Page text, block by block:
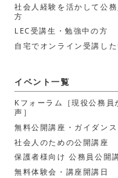
社会人経験を活かして公
方
LEC受講生・勉強中の方
自宅でオンライン受講し
イベント一覧
Kフォーラム［現役公務員
声］
無料公開講座・ガイダンス
社会人のための公開講座
保護者様向け 公務員公開
無料体験会・講座開講日